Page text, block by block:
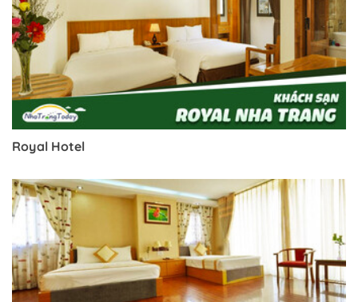
Royal Hotel